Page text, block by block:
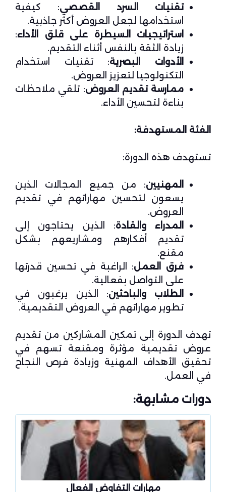
تقنيات السرد القصصي: كيفية
استخدامها لجعل العروض أكثر جاذبية.
استراتيجيات السيطرة على قلق الأداء:
زيادة الثقة بالنفس أثناء التقديم.
الأدوات البصرية: تقنيات استخدام
التكنولوجيا لتعزيز العروض.
ممارسة تقديم العروض: تلقي ملاحظات
بناءة لتحسين الأداء.
الفئة المستهدفة:
تستهدف هذه الدورة:
المهنيين: من جميع المجالات الذين
يسعون لتحسين مهاراتهم في تقديم
العروض.
المدراء والقادة: الذين يحتاجون إلى
تقديم أفكارهم ومشاريعهم بشكل
مقنع.
فرق العمل: الراغبة في تحسين قدرتها
على التواصل بفعالية.
الطلاب والباحثين: الذين يرغبون في
تطوير مهاراتهم في العروض التقديمية.
تهدف الدورة إلى تمكين المشاركين من تقديم
عروض تقديمية مؤثرة ومقنعة تسهم في
تحقيق الأهداف المهنية وزيادة فرص النجاح
في العمل.
دورات مشابهة:
مهارات التفاوض الفعال